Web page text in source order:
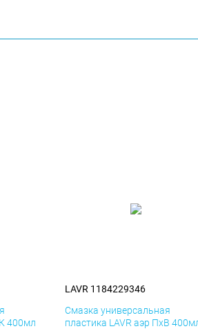
400мл
LAVR 1184229346
Смазка универсальная
пластика LAVR аэр ПхВ